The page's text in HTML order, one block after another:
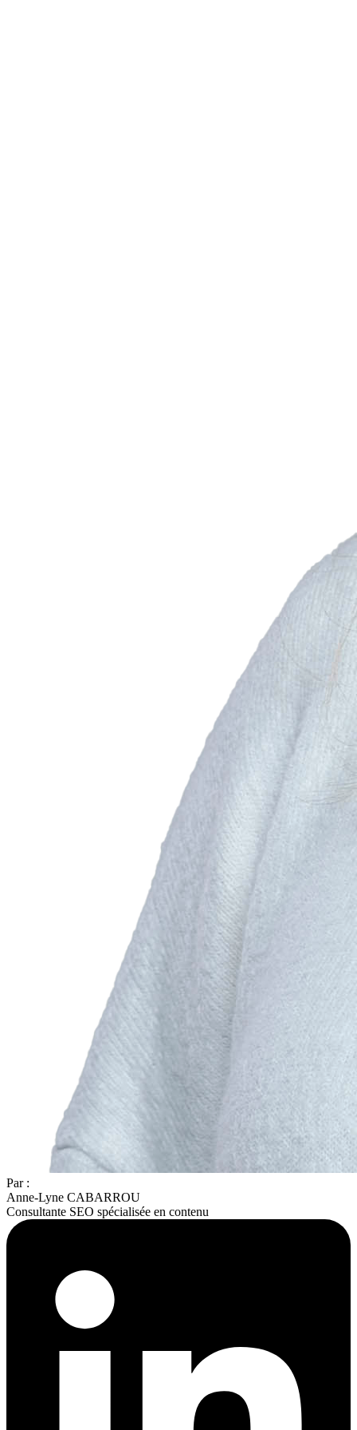
Par :
Anne-Lyne CABARROU
Consultante SEO spécialisée en contenu